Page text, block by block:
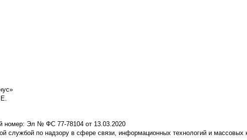
номер: Эл № ФС 77-78104 от 13.03.2020
службой по надзору в сфере связи, информационных технологий и массовых